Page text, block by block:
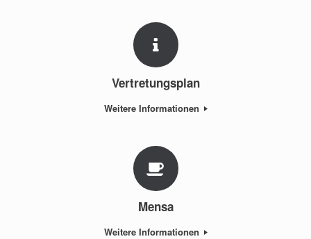
Vertretungsplan
Weitere Informationen
Mensa
Weitere Informationen